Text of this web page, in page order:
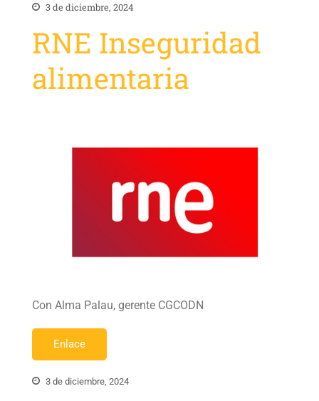
3 de diciembre, 2024
RNE Inseguridad
alimentaria
Con Alma Palau, gerente CGCODN
Enlace
3 de diciembre, 2024